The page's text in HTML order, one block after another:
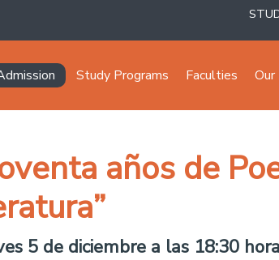
principal
Study Programs Faculties
años de
5 de diciembre a las 18:30